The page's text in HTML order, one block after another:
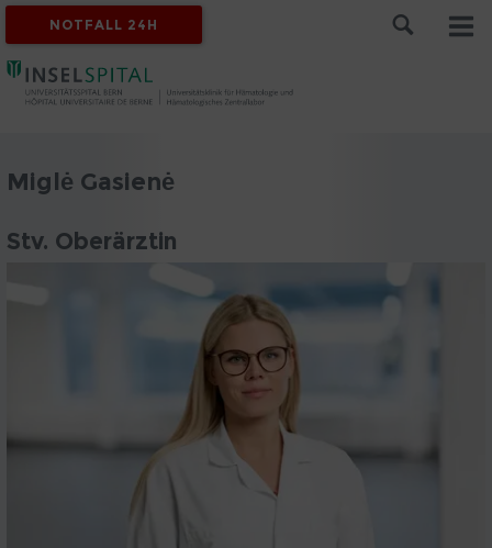
NOTFALL 24H
Miglė Gasienė
Stv. Oberärztin